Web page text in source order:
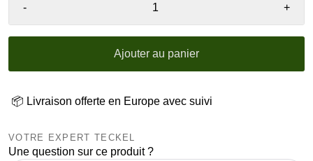
- +
Ajouter au panier
📦 Livraison offerte en Europe avec suivi
VOTRE EXPERT TECKEL
Une question sur ce produit ?